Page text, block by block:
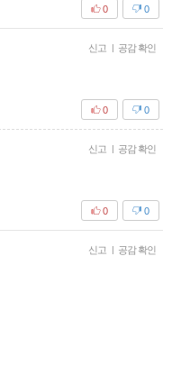
0
0
신고 | 공감 확인
0
0
신고 | 공감 확인
0
0
신고 | 공감 확인